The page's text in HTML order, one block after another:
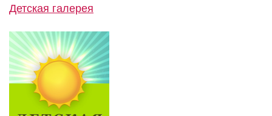
Детская галерея